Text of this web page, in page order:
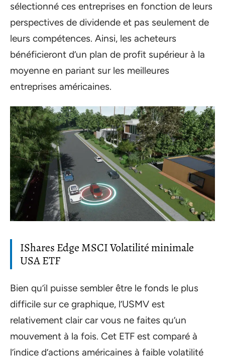
sélectionné ces entreprises en fonction de leurs
perspectives de dividende et pas seulement de
leurs compétences. Ainsi, les acheteurs
bénéficieront d’un plan de profit supérieur à la
moyenne en pariant sur les meilleures
entreprises américaines.
IShares Edge MSCI Volatilité minimale
USA ETF
Bien qu’il puisse sembler être le fonds le plus
difficile sur ce graphique, l’USMV est
relativement clair car vous ne faites qu’un
mouvement à la fois. Cet ETF est comparé à
l’indice d’actions américaines à faible volatilité